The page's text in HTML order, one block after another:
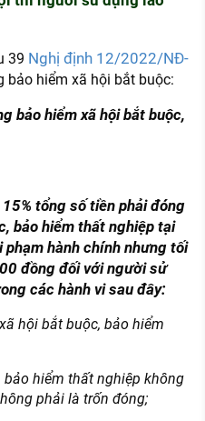
39 Nghị định 12/2022/NĐ-
bảo hiểm xã hội bắt buộc:
bảo hiểm xã hội bắt buộc,
tổng số tiền phải đóng
bảo hiểm thất nghiệp tại
phạm hành chính nhưng tối
đồng đối với người sử
các hành vi sau đây:
hội bắt buộc, bảo hiểm
hiểm thất nghiệp không
phải là trốn đóng;